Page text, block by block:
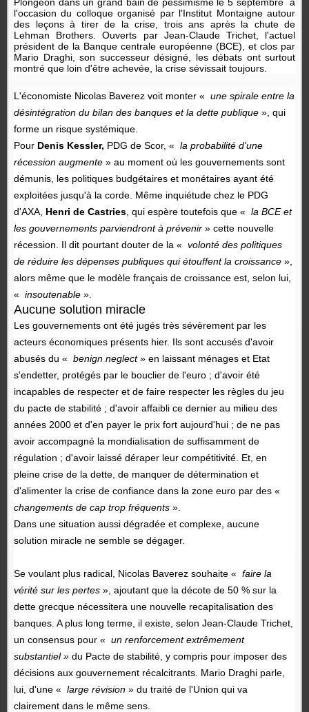
l'occasion du colloque organisé par l'Institut Montaigne autour
des leçons à tirer de la crise, trois ans après la chute de
Lehman Brothers. Ouverts par Jean-Claude Trichet, l'actuel
président de la Banque centrale européenne (BCE), et clos par
Mario Draghi, son successeur désigné, les débats ont surtout
montré que loin d'être achevée, la crise sévissait toujours.
L'économiste Nicolas Baverez voit monter « une spirale entre la
désintégration du bilan des banques et la dette publique », qui
forme un risque systémique.
Pour Denis Kessler, PDG de Scor, « la probabilité d'une
récession augmente » au moment où les gouvernements sont
démunis, les politiques budgétaires et monétaires ayant été
exploitées jusqu'à la corde. Même inquiétude chez le PDG
d'AXA, Henri de Castries , qui espère toutefois que « la BCE et
les gouvernements parviendront à prévenir » cette nouvelle
récession. Il dit pourtant douter de la « volonté des politiques
de réduire les dépenses publiques qui étouffent la croissance »,
alors même que le modèle français de croissance est, selon lui,
« insoutenable ».
Aucune solution miracle
Les gouvernements ont été jugés très sévèrement par les
acteurs économiques présents hier. Ils sont accusés d'avoir
abusés du « benign neglect» en laissant ménages et Etat
s'endetter, protégés par le bouclier de l'euro ; d'avoir été
incapables de respecter et de faire respecter les règles du jeu
du pacte de stabilité ; d'avoir affaibli ce dernier au milieu des
années 2000 et d'en payer le prix fort aujourd'hui ; de ne pas
avoir accompagné la mondialisation de suffisamment de
régulation ; d'avoir laissé déraper leur compétitivité. Et, en
pleine crise de la dette, de manquer de détermination et
d'alimenter la crise de confiance dans la zone euro par des «
changements de cap trop fréquents ».
Dans une situation aussi dégradée et complexe, aucune
solution miracle ne semble se dégager.
Se voulant plus radical, Nicolas Baverez souhaite « faire la
vérité sur les pertes », ajoutant que la décote de 50 % sur la
dette grecque nécessitera une nouvelle recapitalisation des
banques. A plus long terme, il existe, selon Jean-Claude Trichet,
un consensus pour « un renforcement extrêmement
substantiel » du Pacte de stabilité, y compris pour imposer des
décisions aux gouvernement récalcitrants. Mario Draghi parle,
lui, d'une « large révision » du traité de l'Union qui va
clairement dans le même sens.